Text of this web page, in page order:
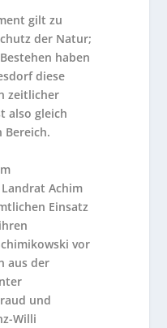
gilt zu
der Natur;
haben
diese
zeitlicher
also gleich
Bereich.
Achim
Einsatz
vor
aus der
und
Willi